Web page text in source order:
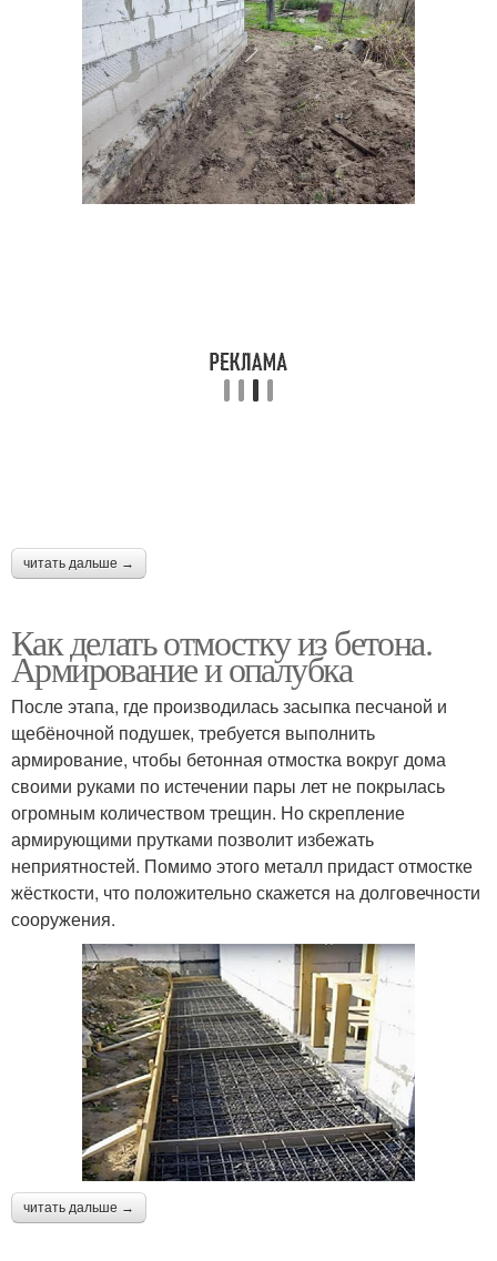
Герметичная отмостка
Расценка на бетонную
отмостку
читать дальше →
Как делать отмостку из бетона.
Армирование и опалубка
После этапа, где производилась засыпка песчаной и
щебёночной подушек, требуется выполнить
армирование, чтобы бетонная отмостка вокруг дома
своими руками по истечении пары лет не покрылась
огромным количеством трещин. Но скрепление
армирующими прутками позволит избежать
неприятностей. Помимо этого металл придаст отмостке
жёсткости, что положительно скажется на долговечности
сооружения.
читать дальше →